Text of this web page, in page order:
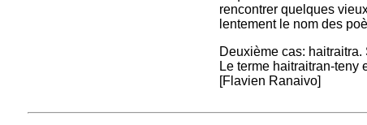
rencontrer quelques
lentement le nom des
Deuxième cas:
Le terme haitraitran-teny
[Flavien Ranaivo]